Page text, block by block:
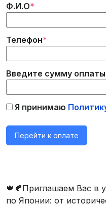
Ф.И.О*
Телефон*
Введите сумму
Я принимаю
🍁🍂Приглашаем Вас в
по Японии: от